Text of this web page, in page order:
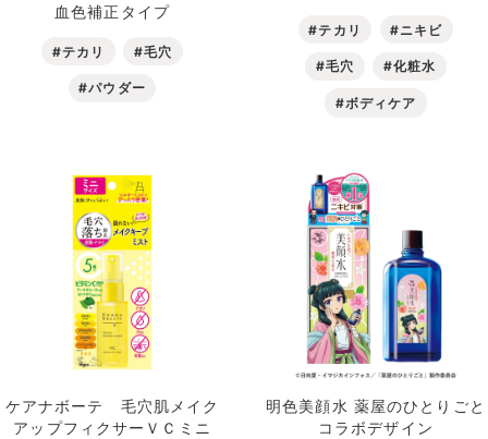
血色補正タイプ
#テカリ #毛穴
#パウダー
#テカリ #ニキビ
#毛穴 #化粧水
#ボディケア
ケアナボーテ 毛穴肌メイク
アップフィクサーＶＣミニ
明色美顔水 薬屋のひとりごと
コラボデザイン